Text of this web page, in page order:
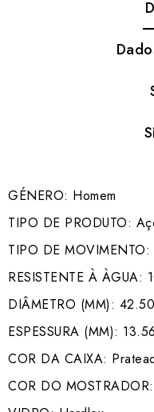
GÉNERO: Homem
TIPO DE PRODUTO:
TIPO DE MOVIMENTO:
RESISTENTE À ÀGUA:
DIÂMETRO (MM): 42.50
ESPESSURA (MM): 13.56
COR DA CAIXA:
COR DO